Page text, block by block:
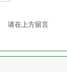
请在上方留言